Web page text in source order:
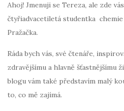
Ahoj! Jmenuji se Tereza, ale zde
čtyřiadvacetiletá studentka
Pražačka.
Ráda bych vás, své čtenáře,
zdravějšímu a hlavně šťastnějšímu
blogu vám také představím malý
to, co mě zajímá.